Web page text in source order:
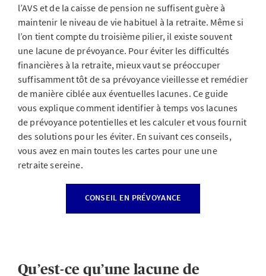
l’AVS et de la caisse de pension ne suffisent guère à
maintenir le niveau de vie habituel à la retraite. Même si
l’on tient compte du troisième pilier, il existe souvent
une lacune de prévoyance. Pour éviter les difficultés
financières à la retraite, mieux vaut se préoccuper
suffisamment tôt de sa prévoyance vieillesse et remédier
de manière ciblée aux éventuelles lacunes. Ce guide
vous explique comment identifier à temps vos lacunes
de prévoyance potentielles et les calculer et vous fournit
des solutions pour les éviter. En suivant ces conseils,
vous avez en main toutes les cartes pour une une
retraite sereine.
CONSEIL EN PRÉVOYANCE
Qu’est-ce qu’une lacune de